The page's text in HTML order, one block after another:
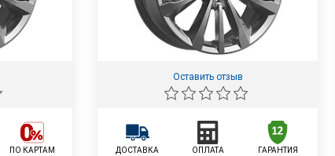
ПО КАРТАМ
Оставить отзыв
ДОСТАВКА
ОПЛАТА
ГАРАНТИЯ